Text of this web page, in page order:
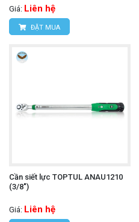
Giá: Liên hệ
ĐẶT MUA
Cần siết lực TOPTUL ANAU1210
(3/8")
Giá: Liên hệ